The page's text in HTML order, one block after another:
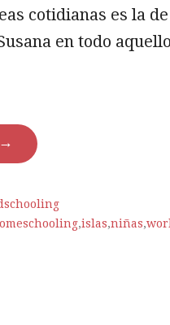
cotidianas es la
en todo
,islas,niñas,